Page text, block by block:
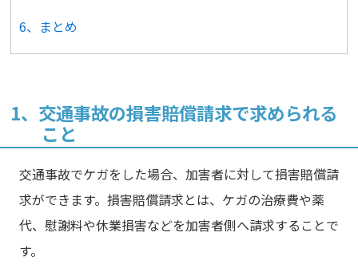
6、まとめ
1、交通事故の損害賠償請求で求められる
こと
交通事故でケガをした場合、加害者に対して損害賠償請
求ができます。損害賠償請求とは、ケガの治療費や薬
代、慰謝料や休業損害などを加害者側へ請求することで
す。